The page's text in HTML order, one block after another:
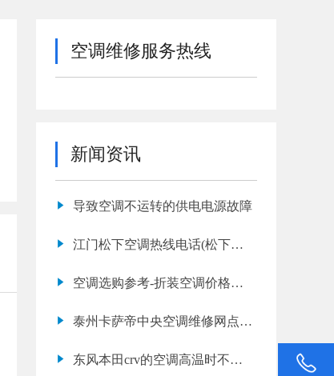
空调维修服务热线
新闻资讯
导致空调不运转的供电电源故障
江门松下空调热线电话(松下空
空调选购参考-折装空调价格是
泰州卡萨帝中央空调维修网点
东风本田crv的空调高温时不能